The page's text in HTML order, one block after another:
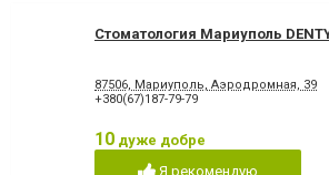
Стоматология Мариуполь
87506, Мариуполь, Аэродромная, 39
+380(67)187-79-79
10 дуже добре
Я рекомендую